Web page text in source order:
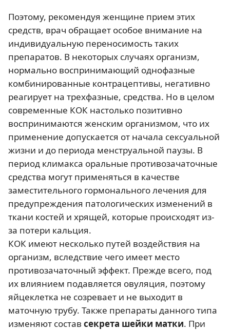
Поэтому, рекомендуя женщине прием этих
средств, врач обращает особое внимание на
индивидуальную переносимость таких
препаратов. В некоторых случаях организм,
нормально воспринимающий однофазные
комбинированные контрацептивы, негативно
реагирует на трехфазные, средства. Но в целом
современные КОК настолько позитивно
воспринимаются женским организмом, что их
применение допускается от начала сексуальной
жизни и до периода менструальной паузы. В
период климакса оральные противозачаточные
средства могут применяться в качестве
заместительного гормонального лечения для
предупреждения патологических изменений в
ткани костей и хрящей, которые происходят из-
за потери кальция.
КОК имеют несколько путей воздействия на
организм, вследствие чего имеет место
противозачаточный эффект. Прежде всего, под
их влиянием подавляется овуляция, поэтому
яйцеклетка не созревает и не выходит в
маточную трубу. Также препараты данного типа
изменяют состав секрета шейки матки. При